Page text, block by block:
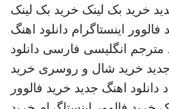
خرید بک لینک خرید بک لینک
فالوور اینستاگرام دانلود اهنگ
مترجم انگلیسی فارسی دانلود
خرید شال و روسری خرید
دانلود اهنگ جدید خرید فالوور